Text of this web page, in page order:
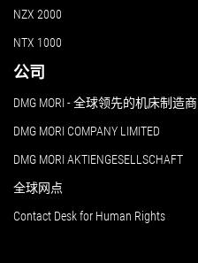
NZX 2000
NTX 1000
公司
DMG MORI - 全球领先的机床制造商
DMG MORI COMPANY LIMITED
DMG MORI AKTIENGESELLSCHAFT
全球网点
Contact Desk for Human Rights